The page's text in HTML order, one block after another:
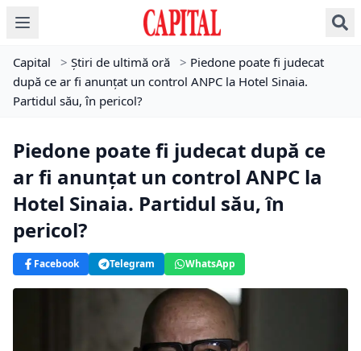
Capital > Știri de ultimă oră > Piedone poate fi judecat
după ce ar fi anunțat un control ANPC la Hotel Sinaia.
Partidul său, în pericol?
Piedone poate fi judecat după ce
ar fi anunțat un control ANPC la
Hotel Sinaia. Partidul său, în
pericol?
Facebook Telegram WhatsApp